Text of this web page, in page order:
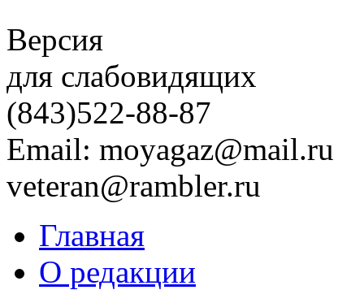
Версия
для слабовидящих
(843)522-88-87
Email: moyagaz@mail.ru
veteran@rambler.ru
Главная
О редакции